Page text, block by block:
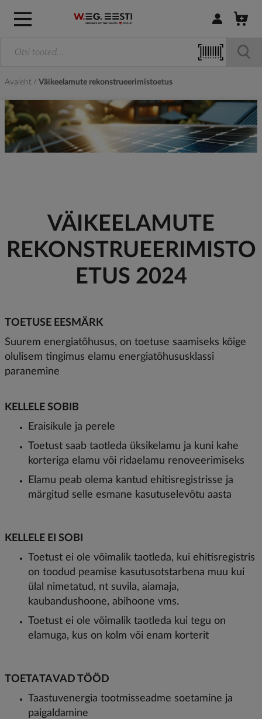
Logi sisse /
Avaleht Väikeelamute rekonstrueerimistoetus
VÄIKEELAMUTE
REKONSTRUEERIMISTO
ETUS 2024
TOETUSE EESMÄRK
Suurem energiatõhusus, on toetuse saamiseks kõige
olulisem tingimus elamu energiatõhususklassi
paranemine
KELLELE SOBIB
Eraisikule ja perele
Toetust saab taotleda üksikelamu ja kuni kahe
korteriga elamu või ridaelamu renoveerimiseks
Elamu peab olema kantud ehitisregistrisse ja
märgitud selle esmane kasutuselevõtu aasta
KELLELE EI SOBI
Toetust ei ole võimalik taotleda, kui ehitisregistris
on toodud peamise kasutusotstarbena muu kui
ülal nimetatud, nt suvila, aiamaja,
kaubandushoone, abihoone vms.
Toetust ei ole võimalik taotleda kui tegu on
elamuga, kus on kolm või enam korterit
TOETATAVAD TÖÖD
Taastuvenergia tootmisseadme soetamine ja
paigaldamine